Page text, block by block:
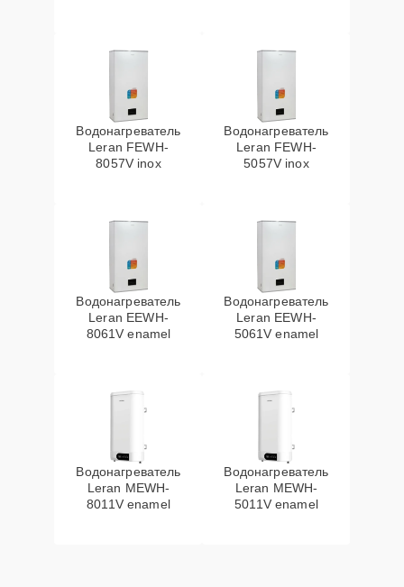
Водонагреватель
Leran FEWH-
8057V inox
Водонагреватель
Leran FEWH-
5057V inox
Водонагреватель
Leran EEWH-
8061V enamel
Водонагреватель
Leran EEWH-
5061V enamel
Водонагреватель
Leran MEWH-
8011V enamel
Водонагреватель
Leran MEWH-
5011V enamel